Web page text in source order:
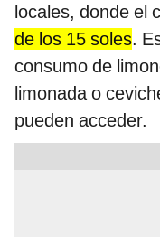
locales, donde el
de los 15 soles.
consumo de
limonada o
pueden acceder.